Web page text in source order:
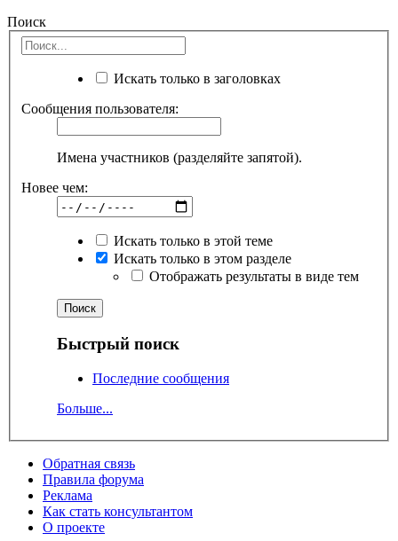
Поиск
Искать только в заголовках
Сообщения пользователя:
Имена участников (разделяйте запятой).
Новее чем:
Искать только в этой теме
Искать только в этом разделе
Отображать результаты в виде тем
Быстрый поиск
Последние сообщения
Больше...
Обратная связь
Правила форума
Реклама
Как стать консультантом
О проекте